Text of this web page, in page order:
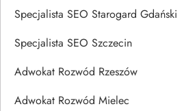
Specjalista SEO Starogard Gdański
Specjalista SEO Szczecin
Adwokat Rozwód Rzeszów
Adwokat Rozwód Mielec